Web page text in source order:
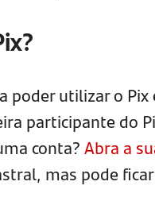
poder utilizar o
participante do
conta?Abra a
mas pode